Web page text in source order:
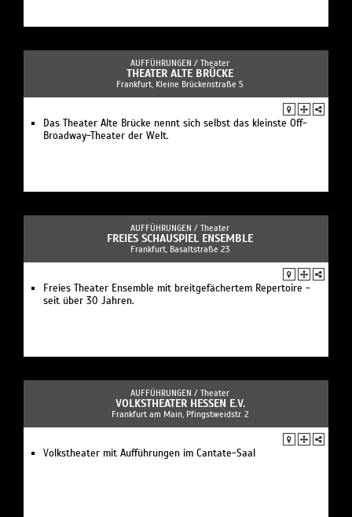
AUFFÜHRUNGEN / Theater
THEATER ALTE BRÜCKE
Frankfurt, Kleine Brückenstraße 5
Das Theater Alte Brücke nennt sich selbst das kleinste Off-
Broadway-Theater der Welt.
AUFFÜHRUNGEN / Theater
FREIES SCHAUSPIEL ENSEMBLE
Frankfurt, Basaltstraße 23
Freies Theater Ensemble mit breitgefächertem Repertoire -
seit über 30 Jahren.
AUFFÜHRUNGEN / Theater
VOLKSTHEATER HESSEN E.V.
Frankfurt am Main, Pfingstweidstr. 2
Volkstheater mit Aufführungen im Cantate-Saal